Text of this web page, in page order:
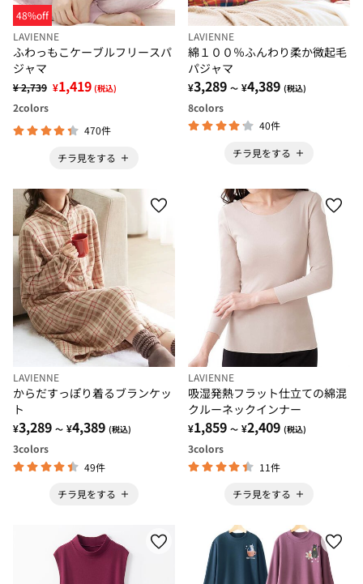
48%off
LAVIENNE
ふわっもこケーブルフリースパ
ジャマ
¥ 2,739 ¥1,419 (税込)
2colors
470件
チラ見をする
LAVIENNE
綿１００％ふんわり柔か微起毛
パジャマ
¥3,289 ～ ¥4,389 (税込)
8colors
40件
チラ見をする
LAVIENNE
からだすっぽり着るブランケッ
ト
¥3,289 ～ ¥4,389 (税込)
3colors
49件
チラ見をする
LAVIENNE
吸湿発熱フラット仕立ての綿混
クルーネックインナー
¥1,859 ～ ¥2,409 (税込)
3colors
11件
チラ見をする